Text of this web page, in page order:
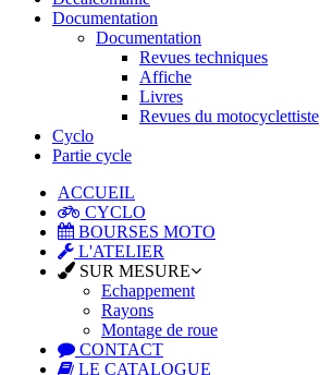
Documentation
Documentation
Revues techniques
Affiche
Livres
Revues du motocyclettiste
Cyclo
Partie cycle
ACCUEIL
CYCLO
BOURSES MOTO
L'ATELIER
SUR MESURE
Echappement
Rayons
Montage de roue
CONTACT
LE CATALOGUE